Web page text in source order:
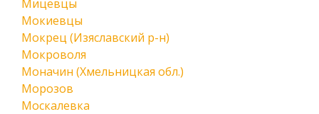
Мицевцы
Мокиевцы
Мокрец (Изяславский р-н)
Мокроволя
Моначин (Хмельницкая обл.)
Морозов
Москалевка